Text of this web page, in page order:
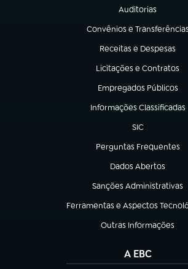
Auditorias
(abre em nova aba)
Convênios e
(abre em nova aba)
Receitas e Despesas
(abre em nova aba)
Licitações e Contratos
(abre em nova aba)
Empregados Públicos
(abre em nova aba)
Informações Classificadas
(abre em nova aba)
SIC
(abre em nova
Perguntas Frequentes
(abre em nova aba)
Dados Abertos
(abre em nova aba)
Sanções Administrativas
(abre em nova aba)
Ferramentas e Aspectos
(abre em nova aba)
Outras Informações
(abre em nova aba)
A EBC